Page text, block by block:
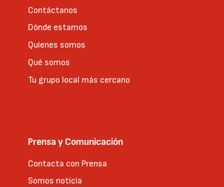
Contáctanos
Dónde estamos
Quienes somos
Qué somos
Tu grupo local más cercano
Prensa y Comunicación
Contacta con Prensa
Somos noticia